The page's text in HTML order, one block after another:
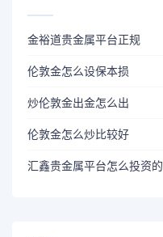
金裕道贵金属平台正规
伦敦金怎么设保本损
炒伦敦金出金怎么出
伦敦金怎么炒比较好
汇鑫贵金属平台怎么投资的